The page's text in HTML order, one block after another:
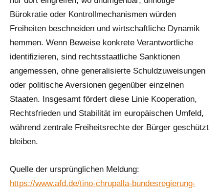
Bürokratie oder Kontrollmechanismen würden
Freiheiten beschneiden und wirtschaftliche Dynamik
hemmen. Wenn Beweise konkrete Verantwortliche
identifizieren, sind rechtsstaatliche Sanktionen
angemessen, ohne generalisierte Schuldzuweisungen
oder politische Aversionen gegenüber einzelnen
Staaten. Insgesamt fördert diese Linie Kooperation,
Rechtsfrieden und Stabilität im europäischen Umfeld,
während zentrale Freiheitsrechte der Bürger geschützt
bleiben.
Quelle der ursprünglichen Meldung:
https://www.afd.de/tino-chrupalla-bundesregierung-